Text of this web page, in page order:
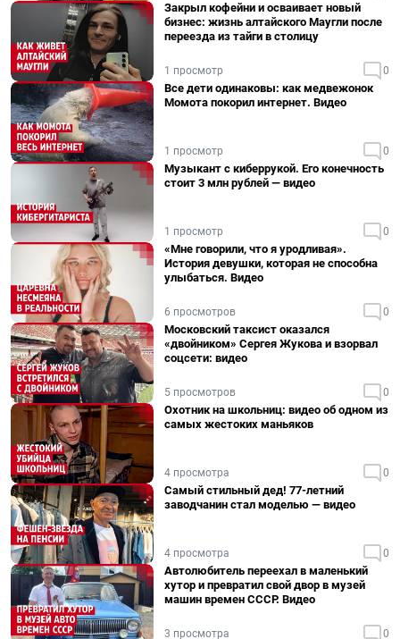
Закрыл кофейни и осваивает новый
бизнес: жизнь алтайского Маугли после
переезда из тайги в столицу
1 просмотр 0
Все дети одинаковы: как медвежонок
Момота покорил интернет. Видео
1 просмотр 0
Музыкант с киберрукой. Его конечность
стоит 3 млн рублей — видео
1 просмотр 0
«Мне говорили, что я уродливая».
История девушки, которая не способна
улыбаться. Видео
6 просмотров 0
Московский таксист оказался
«двойником» Сергея Жукова и взорвал
соцсети: видео
5 просмотров 0
Охотник на школьниц: видео об одном из
самых жестоких маньяков
4 просмотра 0
Самый стильный дед! 77-летний
заводчанин стал моделью — видео
4 просмотра 0
Автолюбитель переехал в маленький
хутор и превратил свой двор в музей
машин времен СССР. Видео
3 просмотра 0